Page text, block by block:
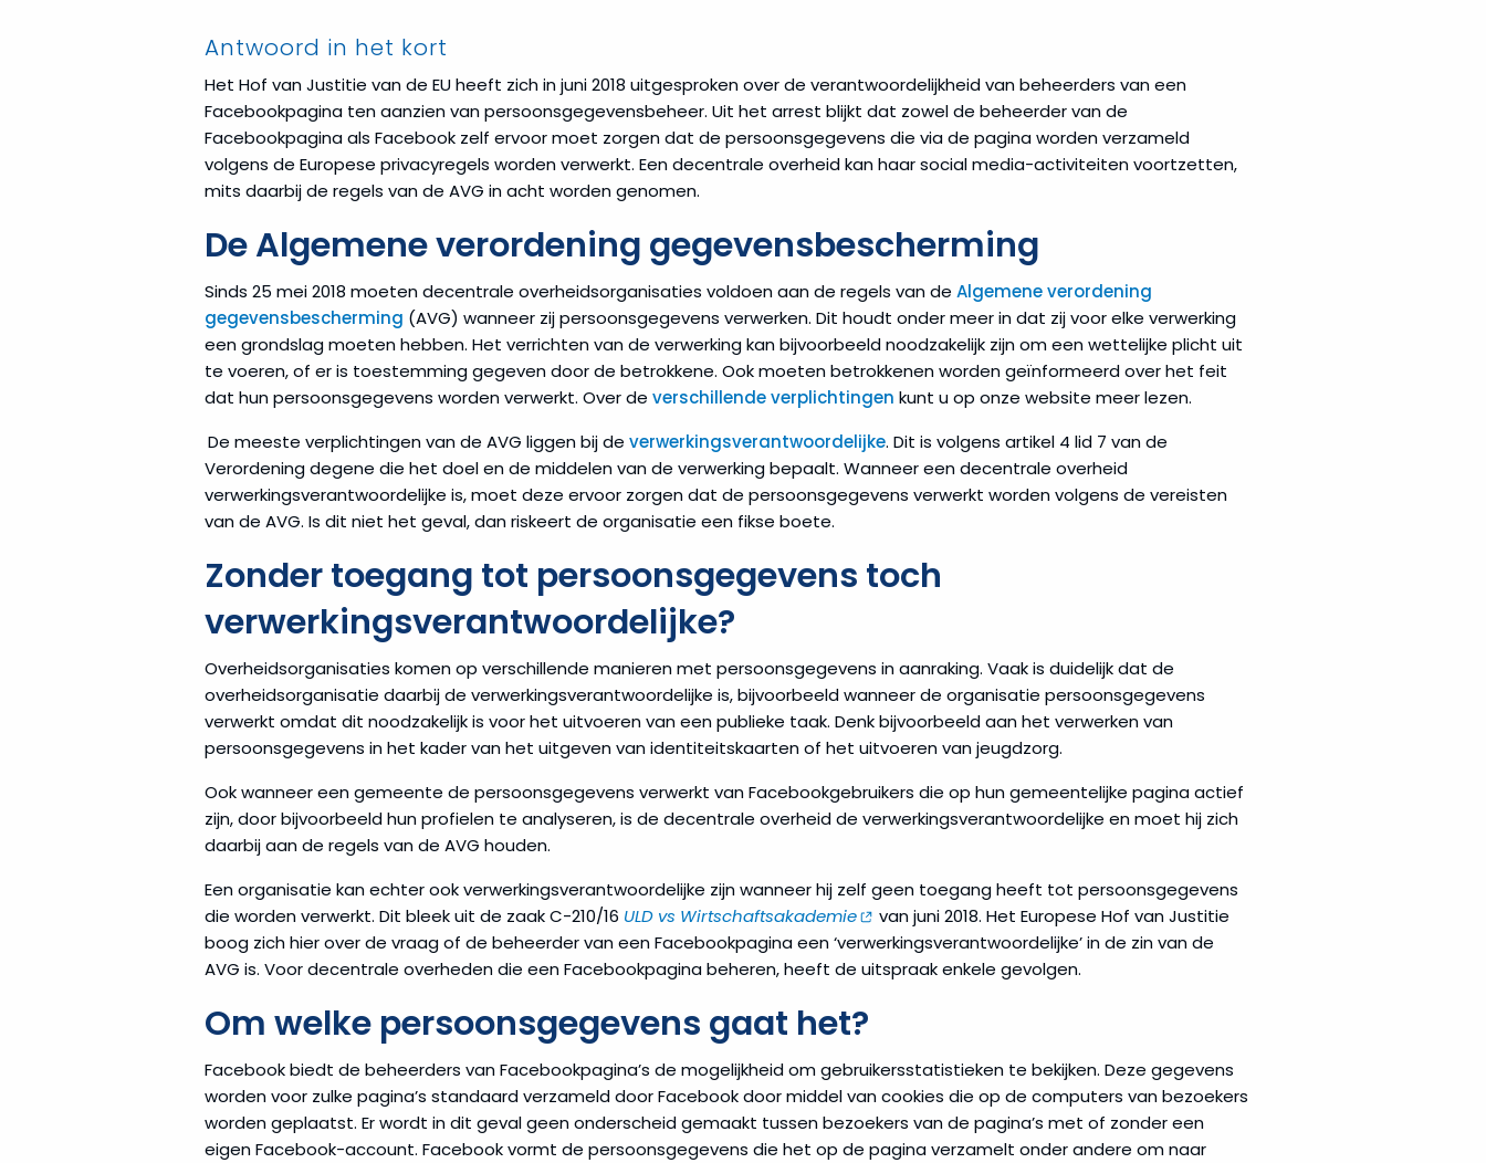
Antwoord in het kort
Het Hof van Justitie van de EU heeft zich in juni 2018 uitgesproken over de verantwoordelijkheid van beheerders van een
Facebookpagina ten aanzien van persoonsgegevensbeheer. Uit het arrest blijkt dat zowel de beheerder van de
Facebookpagina als Facebook zelf ervoor moet zorgen dat de persoonsgegevens die via de pagina worden verzameld
volgens de Europese privacyregels worden verwerkt. Een decentrale overheid kan haar social media-activiteiten voortzetten,
mits daarbij de regels van de AVG in acht worden genomen.
De Algemene verordening gegevensbescherming
Sinds 25 mei 2018 moeten decentrale overheidsorganisaties voldoen aan de regels van de Algemene verordening
gegevensbescherming (AVG) wanneer zij persoonsgegevens verwerken. Dit houdt onder meer in dat zij voor elke verwerking
een grondslag moeten hebben. Het verrichten van de verwerking kan bijvoorbeeld noodzakelijk zijn om een wettelijke plicht uit
te voeren, of er is toestemming gegeven door de betrokkene. Ook moeten betrokkenen worden geïnformeerd over het feit
dat hun persoonsgegevens worden verwerkt. Over de verschillende verplichtingen kunt u op onze website meer lezen.
De meeste verplichtingen van de AVG liggen bij de verwerkingsverantwoordelijke. Dit is volgens artikel 4 lid 7 van de
Verordening degene die het doel en de middelen van de verwerking bepaalt. Wanneer een decentrale overheid
verwerkingsverantwoordelijke is, moet deze ervoor zorgen dat de persoonsgegevens verwerkt worden volgens de vereisten
van de AVG. Is dit niet het geval, dan riskeert de organisatie een fikse boete.
Zonder toegang tot persoonsgegevens toch
verwerkingsverantwoordelijke?
Overheidsorganisaties komen op verschillende manieren met persoonsgegevens in aanraking. Vaak is duidelijk dat de
overheidsorganisatie daarbij de verwerkingsverantwoordelijke is, bijvoorbeeld wanneer de organisatie persoonsgegevens
verwerkt omdat dit noodzakelijk is voor het uitvoeren van een publieke taak. Denk bijvoorbeeld aan het verwerken van
persoonsgegevens in het kader van het uitgeven van identiteitskaarten of het uitvoeren van jeugdzorg.
Ook wanneer een gemeente de persoonsgegevens verwerkt van Facebookgebruikers die op hun gemeentelijke pagina actief
zijn, door bijvoorbeeld hun profielen te analyseren, is de decentrale overheid de verwerkingsverantwoordelijke en moet hij zich
daarbij aan de regels van de AVG houden.
Een organisatie kan echter ook verwerkingsverantwoordelijke zijn wanneer hij zelf geen toegang heeft tot persoonsgegevens
die worden verwerkt. Dit bleek uit de zaak C-210/16 ULD vs Wirtschaftsakademie
van juni 2018. Het Europese Hof van Justitie
boog zich hier over de vraag of de beheerder van een Facebookpagina een ‘verwerkingsverantwoordelijke’ in de zin van de
AVG is. Voor decentrale overheden die een Facebookpagina beheren, heeft de uitspraak enkele gevolgen.
Om welke persoonsgegevens gaat het?
Facebook biedt de beheerders van Facebookpagina’s de mogelijkheid om gebruikersstatistieken te bekijken. Deze gegevens
worden voor zulke pagina’s standaard verzameld door Facebook door middel van cookies die op de computers van bezoekers
worden geplaatst. Er wordt in dit geval geen onderscheid gemaakt tussen bezoekers van de pagina’s met of zonder een
eigen Facebook-account. Facebook vormt de persoonsgegevens die het op de pagina verzamelt onder andere om naar